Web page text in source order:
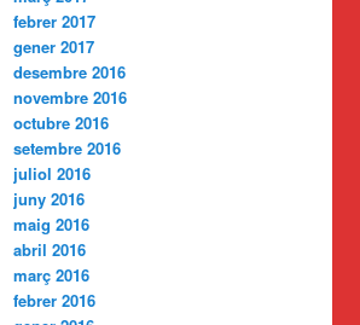
febrer 2017
gener 2017
desembre 2016
novembre 2016
octubre 2016
setembre 2016
juliol 2016
juny 2016
maig 2016
abril 2016
març 2016
febrer 2016